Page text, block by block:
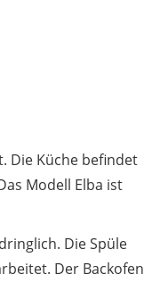
Die Küche befindet
Modell Elba ist
Die Spüle
Der Backofen